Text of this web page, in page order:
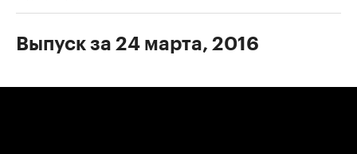
Выпуск за 24 марта, 2016